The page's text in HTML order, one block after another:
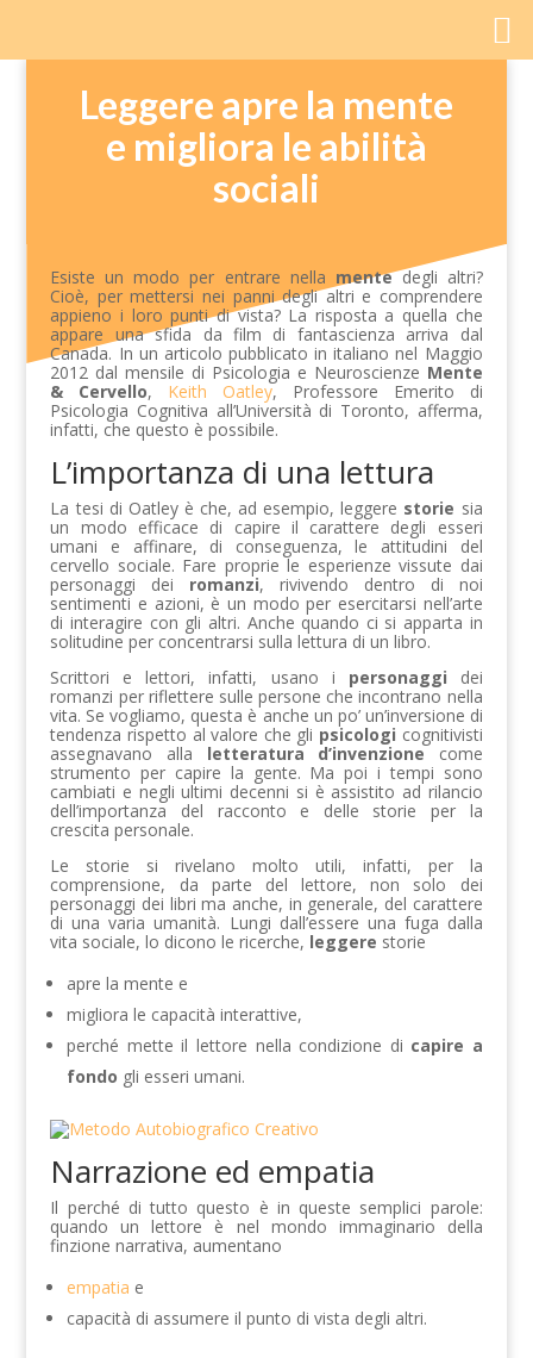
Leggere apre la mente
e migliora le abilità
sociali
Esiste un modo per entrare nella mentedegli altri?
Cioè, per mettersi nei panni degli altri e comprendere
appieno i loro punti di vista? La risposta a quella che
appare una sfida da film di fantascienza arriva dal
Canada. In un articolo pubblicato in italiano nel Maggio
2012 dal mensile di Psicologia e Neuroscienze Mente
& Cervello, Keith Oatley, Professore Emerito di
Psicologia Cognitiva all’Università di Toronto, afferma,
infatti, che questo è possibile.
L’importanza di una lettura
La tesi di Oatley è che, ad esempio, leggere storie sia
un modo efficace di capire il carattere degli esseri
umani e affinare, di conseguenza, le attitudini del
cervello sociale. Fare proprie le esperienze vissute dai
personaggi dei romanzi, rivivendo dentro di noi
sentimenti e azioni, è un modo per esercitarsi nell’arte
di interagire con gli altri. Anche quando ci si apparta in
solitudine per concentrarsi sulla lettura di un libro.
Scrittori e lettori, infatti, usano i personaggi dei
romanzi per riflettere sulle persone che incontrano nella
vita. Se vogliamo, questa è anche un po’ un’inversione di
tendenza rispetto al valore che gli psicologi cognitivisti
assegnavano alla letteratura d’invenzionecome
strumento per capire la gente. Ma poi i tempi sono
cambiati e negli ultimi decenni si è assistito ad rilancio
dell’importanza del racconto e delle storie per la
crescita personale.
Le storie si rivelano molto utili, infatti, per la
comprensione, da parte del lettore, non solo dei
personaggi dei libri ma anche, in generale, del carattere
di una varia umanità. Lungi dall’essere una fuga dalla
vita sociale, lo dicono le ricerche, leggere storie
apre la mente e
migliora le capacità interattive,
perché mette il lettore nella condizione di capire a
fondo gli esseri umani.
Narrazione ed empatia
Il perché di tutto questo è in queste semplici parole:
quando un lettore è nel mondo immaginario della
finzione narrativa, aumentano
empatia e
capacità di assumere il punto di vista degli altri.